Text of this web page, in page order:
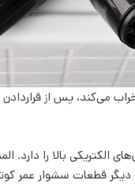
می‌کند، پس از
الکتریکی بالا را
دیگر قطعات سشوار عمر